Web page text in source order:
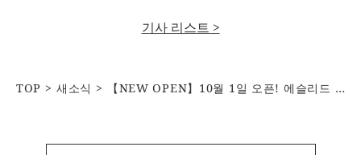
기사 리스트 >
TOP 새소식 【NEW OPEN】10월 1일 오픈! 에슬리드 호텔 난바 도톤보리 이스트